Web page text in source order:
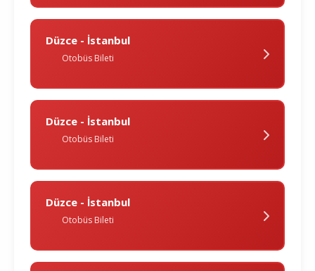
Düzce - İstanbul
Otobüs Bileti
Düzce - İstanbul
Otobüs Bileti
Düzce - İstanbul
Otobüs Bileti